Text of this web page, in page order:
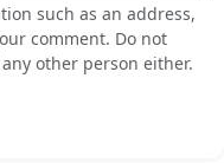
such as an address,
comment. Do not
other person either.